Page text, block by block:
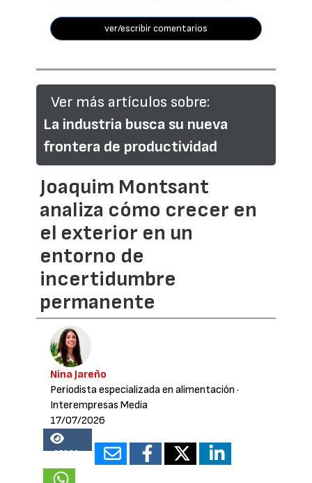
ver/escribir comentarios
Ver más artículos sobre:
La industria busca su nueva
frontera de productividad
Joaquim Montsant
analiza cómo crecer en
el exterior en un
entorno de
incertidumbre
permanente
Nina Jareño
Periodista especializada en alimentación ·
Interempresas Media
17/07/2026
25829